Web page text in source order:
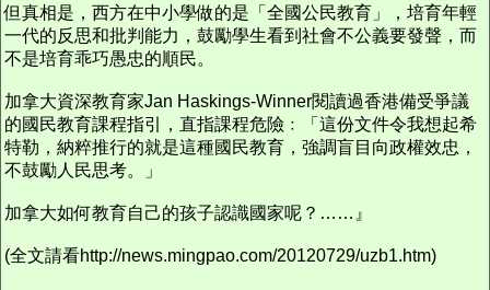
但真相是，西方在中小學做的是「全國公民教育」，培育年輕
一代的反思和批判能力，鼓勵學生看到社會不公義要發聲，而
不是培育乖巧愚忠的順民。
加拿大資深教育家Jan Haskings-Winner閱讀過香港備受爭議
的國民教育課程指引，直指課程危險﹕「這份文件令我想起希
特勒，納粹推行的就是這種國民教育，強調盲目向政權效忠，
不鼓勵人民思考。」
加拿大如何教育自己的孩子認識國家呢？……』
(全文請看http://news.mingpao.com/20120729/uzb1.htm)